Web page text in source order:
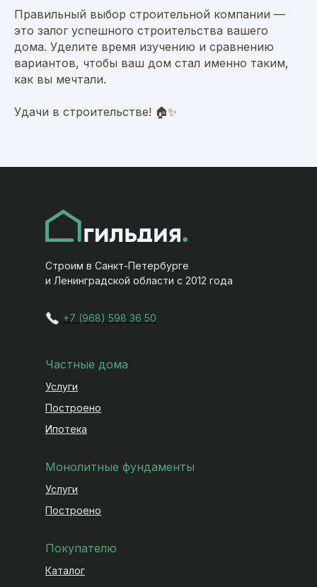
Правильный выбор строительной компании —
это залог успешного строительства вашего
дома. Уделите время изучению и сравнению
вариантов, чтобы ваш дом стал именно таким,
как вы мечтали.
Удачи в строительстве! 🏠✨
Частные дома
Услуги
Построено
Ипотека
Монолитные фундаменты
Услуги
Построено
Каталог
Покупателю
Строим в Санкт-Петербурге
и Ленинградской области с 2012 года
+7 (968) 598 36 50